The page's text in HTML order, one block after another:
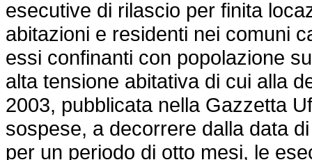
esecutive di rilascio per finita
abitazioni e residenti nei comuni
essi confinanti con popolazione
alta tensione abitativa di cui alla
2003, pubblicata nella Gazzetta
sospese, a decorrere dalla data
per un periodo di otto mesi, le